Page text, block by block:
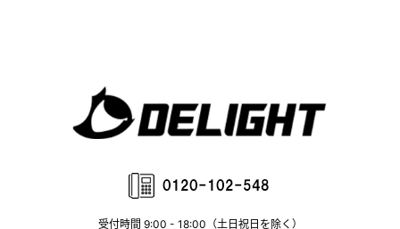
受付時間 9:00 - 18:00（土日祝日を除く）